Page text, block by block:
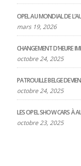
OPEL AU MONDIAL DE
mars 19, 2026
CHANGEMENT D’HEURE
octobre 24, 2025
PATROUILLE BELGE
octobre 24, 2025
LES OPEL SHOW CARS À
octobre 23, 2025